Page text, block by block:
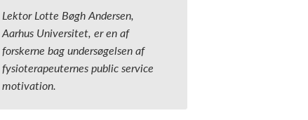
Lektor Lotte Bøgh Andersen,
Aarhus Universitet, er en af
forskerne bag undersøgelsen af
fysioterapeuternes public service
motivation.